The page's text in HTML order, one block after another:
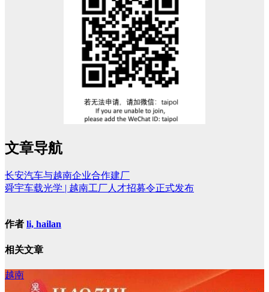
文章导航
长安汽车与越南企业合作建厂
舜宇车载光学 | 越南工厂人才招募令正式发布
作者 li, hailan
相关文章
越南